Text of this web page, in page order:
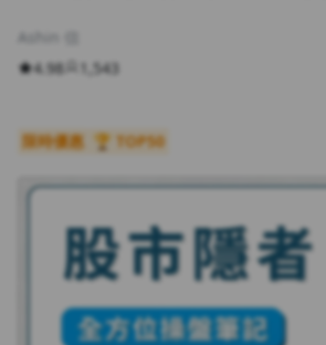
Ashin 信
4.98
1,543
限時優惠 🏆 TOP50